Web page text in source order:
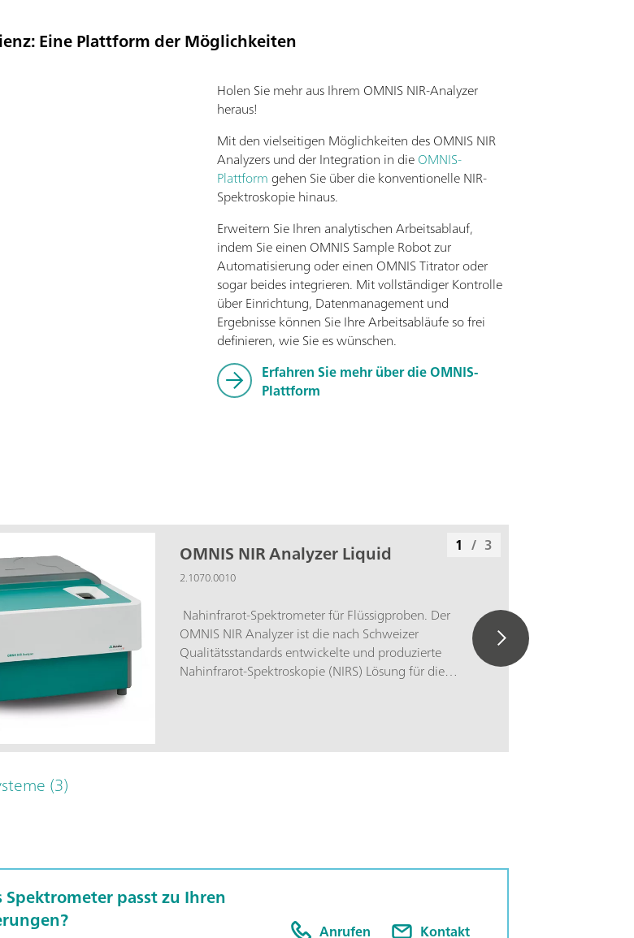
Eine Plattform der Möglichkeiten
Holen Sie mehr aus Ihrem OMNIS NIR-Analyzer
heraus!
Mit den vielseitigen Möglichkeiten des OMNIS NIR
Analyzers und der Integration in dieOMNIS-
Plattformgehen Sie über die konventionelle NIR-
Spektroskopie hinaus.
Erweitern Sie Ihren analytischen Arbeitsablauf,
indem Sie einen OMNIS Sample Robot zur
Automatisierung oder einen OMNIS Titrator oder
sogar beides integrieren. Mit vollständiger Kontrolle
über Einrichtung, Datenmanagement und
Ergebnisse können Sie Ihre Arbeitsabläufe so frei
definieren, wie Sie es wünschen.
Erfahren Sie mehr über die OMNIS-
Plattform
OMNIS NIR Analyzer Liquid
2.1070.0010
Nahinfrarot-Spektrometer für Flüssigproben. Der
OMNIS NIR Analyzer ist die nach Schweizer
Qualitätsstandards entwickelte und produzierte
Nahinfrarot-Spektroskopie (NIRS) Lösung für die
Einbindung in ein Automationssystem oder
Verknüpfung mit weiteren Analysetechnologien
mit unterschiedlicher Pfadlänge;
1 / 3
(3)
Spektrometer passt zu Ihren
Anrufen Kontakt